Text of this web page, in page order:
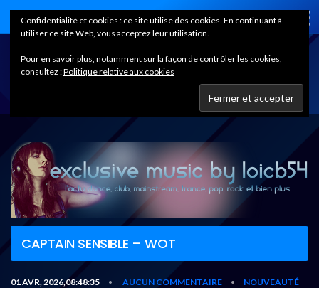
Home
CAPTAIN SENSIBLE – WOT
01 AVR, 2026,08:48:35 • AUCUN COMMENTAIRE •
NOUVEAUTÉ
Confidentialité et cookies : ce site utilise des cookies. En continuant à
utiliser ce site Web, vous acceptez leur utilisation.
Pour en savoir plus, notamment sur la façon de contrôler les cookies,
consultez :Politique relative aux cookies